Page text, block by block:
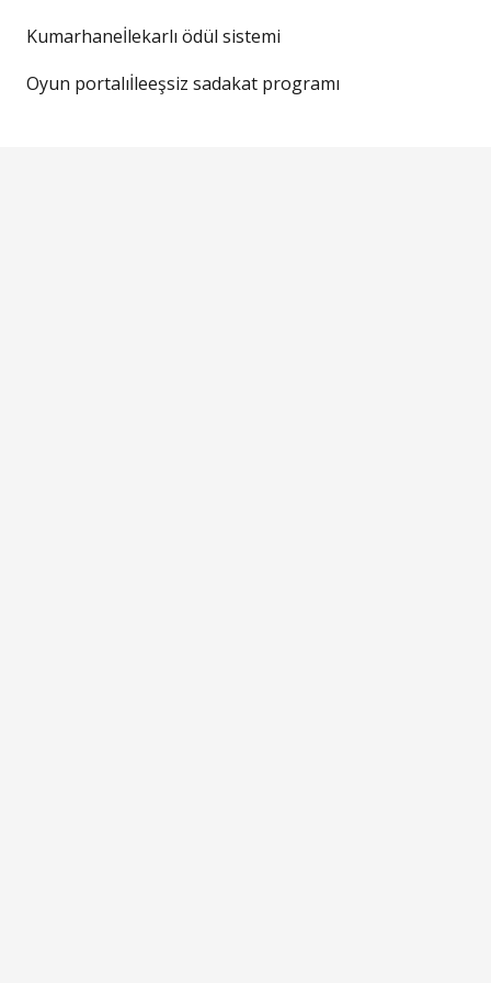
Kumarhaneİlekarlı ödül sistemi
Oyun portalıİleeşsiz sadakat programı